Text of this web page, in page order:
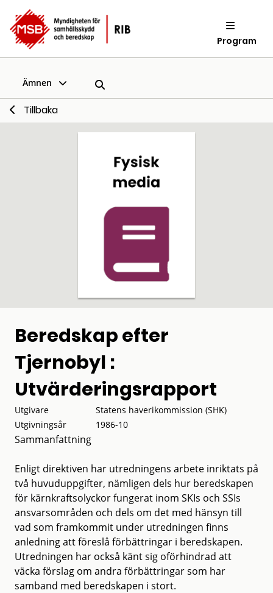
Program
Ämnen
Tillbaka
Beredskap efter
Tjernobyl :
Utvärderingsrapport
Utgivare
Statens haverikommission (SHK)
Utgivningsår
1986-10
Sammanfattning
Enligt direktiven har utredningens arbete inriktats på
två huvuduppgifter, nämligen dels hur beredskapen
för kärnkraftsolyckor fungerat inom SKIs och SSIs
ansvarsområden och dels om det med hänsyn till
vad som framkommit under utredningen finns
anledning att föreslå förbättringar i beredskapen.
Utredningen har också känt sig oförhindrad att
väcka förslag om andra förbättringar som har
samband med beredskapen i stort.